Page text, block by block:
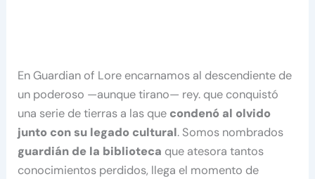
En Guardian of Lore encarnamos al descendiente de
un poderoso —aunque tirano— rey. que conquistó
una serie de tierras a las que condenó al olvido
junto con su legado cultural. Somos nombrados
guardián de la biblioteca que atesora tantos
conocimientos perdidos, llega el momento de